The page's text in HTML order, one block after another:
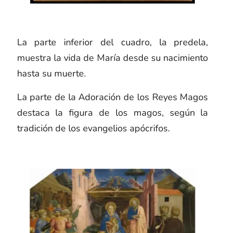
La parte inferior del cuadro, la predela,
muestra la vida de María desde su nacimiento
hasta su muerte.
La parte de la Adoración de los Reyes Magos
destaca la figura de los magos, según la
tradición de los evangelios apócrifos.